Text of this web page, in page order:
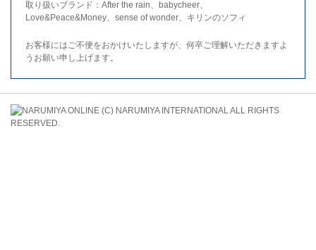
取り扱いブランド：After the rain、babycheer、
Love&Peace&Money、sense of wonder、キリンのソフィ
お客様にはご不便をおかけいたしますが、何卒ご理解いただきますよ
うお願い申し上げます。